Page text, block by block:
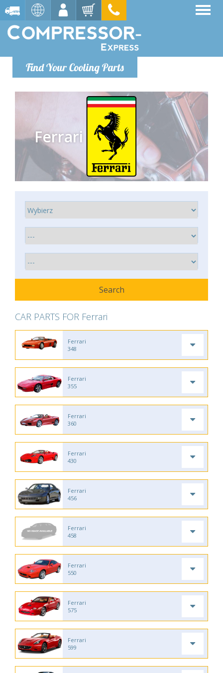
Find Your Cooling Parts
Ferrari
CAR PARTS FOR Ferrari
Ferrari
348
Ferrari
355
Ferrari
360
Ferrari
430
Ferrari
456
Ferrari
458
Ferrari
550
Ferrari
575
Ferrari
599